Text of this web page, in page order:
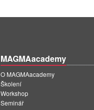
MAGMAacademy
O MAGMAacademy
Školení
Workshop
Seminář